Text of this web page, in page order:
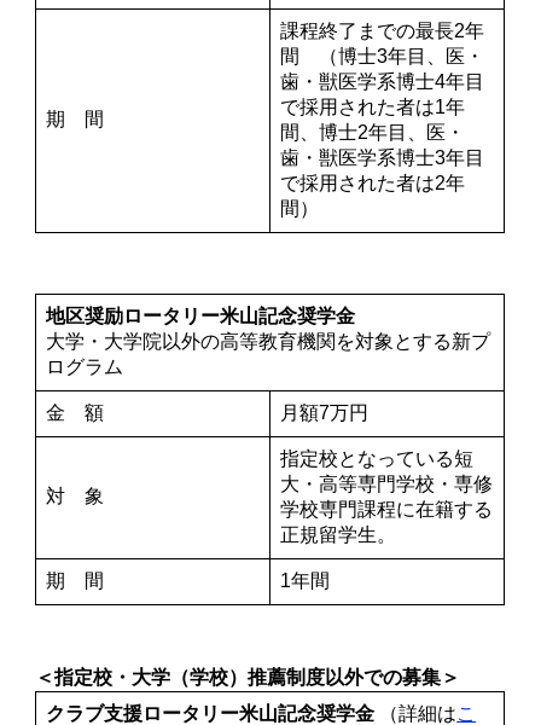
期 間
課程終了までの最長2年
間 （博士3年目、医・
歯・獣医学系博士4年目
で採用された者は1年
間、博士2年目、医・
歯・獣医学系博士3年目
で採用された者は2年
間）
地区奨励ロータリー米山記念奨学金
大学・大学院以外の高等教育機関を対象とする新プ
ログラム
金 額 月額7万円
対 象
指定校となっている短
大・高等専門学校・専修
学校専門課程に在籍する
正規留学生。
期 間 1年間
＜指定校・大学（学校）推薦制度以外での募集＞
クラブ支援ロータリー米山記念奨学金
（詳細はこ